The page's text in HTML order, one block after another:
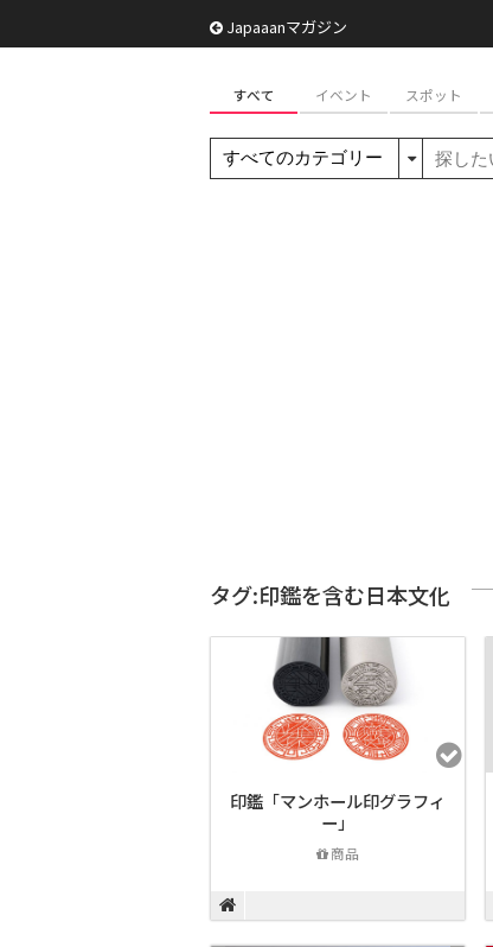
Japaaanマガジン
すべて イベント スポット
タグ:印鑑を含む日本文化
印鑑「マンホール印グラフィ
ー」
商品